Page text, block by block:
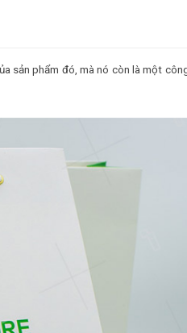
sản phẩm đó, mà nó còn là một